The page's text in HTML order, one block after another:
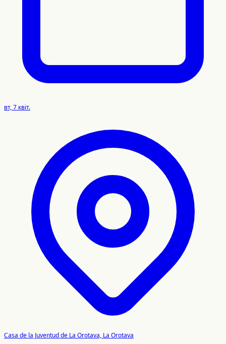
вт, 7 квіт.
Casa de la Juventud de La Orotava, La Orotava